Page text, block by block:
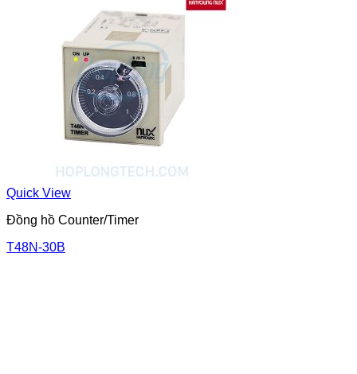
Quick View
Đồng hồ Counter/Timer
T48N-30B